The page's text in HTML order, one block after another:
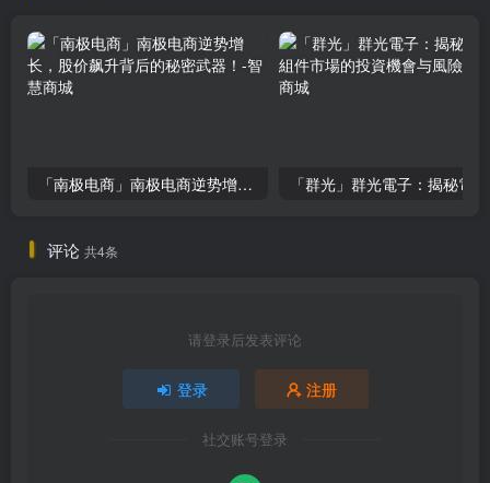
「南极电商」南极电商逆势增长，股价飙升背后的秘密武器！
评论 共4条
请登录后发表评论
登录 注册
社交账号登录